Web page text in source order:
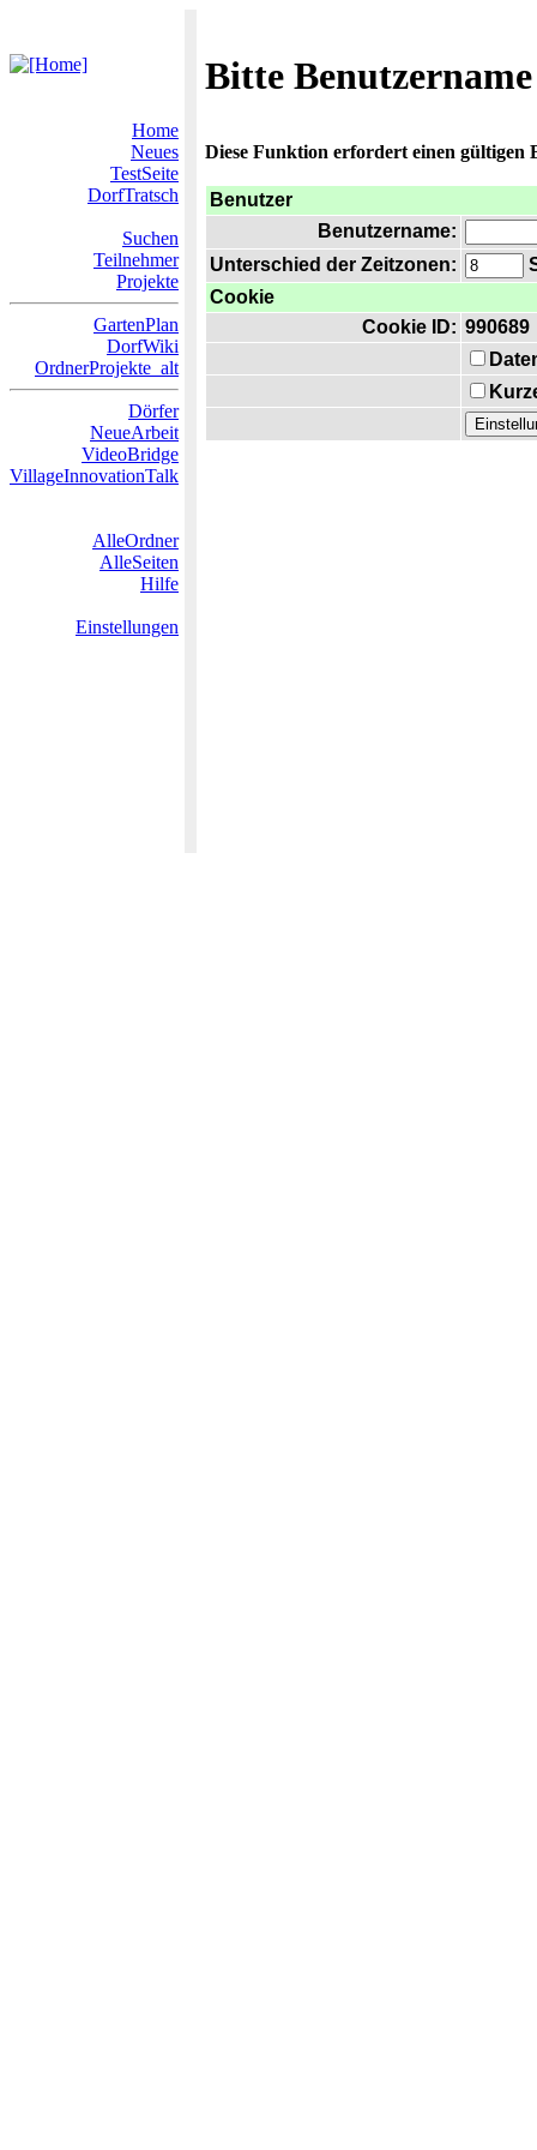
Bitte
Home
Neues
TestSeite
DorfTratsch
Suchen
Teilnehmer
Projekte
GartenPlan
DorfWiki
OrdnerProjekte_alt
Dörfer
NeueArbeit
VideoBridge
VillageInnovationTalk
AlleOrdner
AlleSeiten
Hilfe
Einstellungen
Diese Funktion erfordert einen gültigen
Benutzer
Benutzername:
Unterschied der Zeitzonen:
Cookie
Cookie ID: 990689